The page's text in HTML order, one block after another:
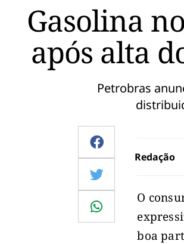
Gasolina
após alta
Petrobras
Redação
O
boa